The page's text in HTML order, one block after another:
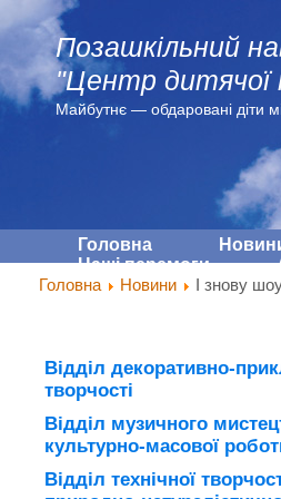
Позашкільний
"Центр дитячої
Майбутнє — обдарованi діти
Головна
Наші перемоги
Головна
Новини І знову
Відділ декоративно-
творчості
Відділ музичного
культурно-масової
Відділ технічної